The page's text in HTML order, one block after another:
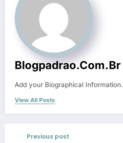
Blogpadrao.com.br
Add your Biographical Information.
View All Posts
Previous post